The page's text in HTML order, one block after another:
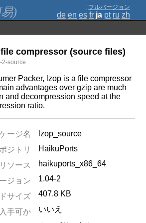
) ; フルバージョン
de en es fr ja pt ru zh
compressor (source files)
2-source
Packer, lzop is a file compressor
advantages over gzip are much
and decompression speed at the
ratio.
ージ名
lzop_source
ジトリ
HaikuPorts
ソース
haikuports_x86_64
ジョン
1.04-2
サイズ 407.8 KB
手可か いいえ